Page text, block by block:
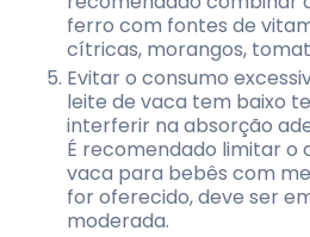
ferro com fontes de
cítricas, morangos,
Evitar o consumo
leite de vaca tem baixo
interferir na absorção
É recomendado limitar o
vaca para bebês com
for oferecido, deve ser
moderada.